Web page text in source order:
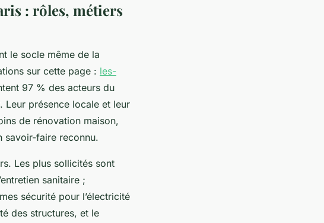
: rôles, métiers
le socle même de la
sur cette page : les-
97 % des acteurs du
Leur présence locale et leur
de rénovation maison,
savoir-faire reconnu.
Les plus sollicités sont
sanitaire ;
sécurité pour l’électricité
des structures, et le